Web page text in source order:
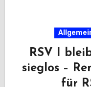
RSV I
sieglos –
für